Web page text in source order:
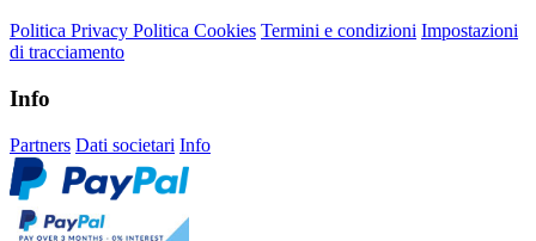
Politica Privacy Politica Cookies Termini e condizioni Impostazioni
di tracciamento
Info
Partners Dati societari Info